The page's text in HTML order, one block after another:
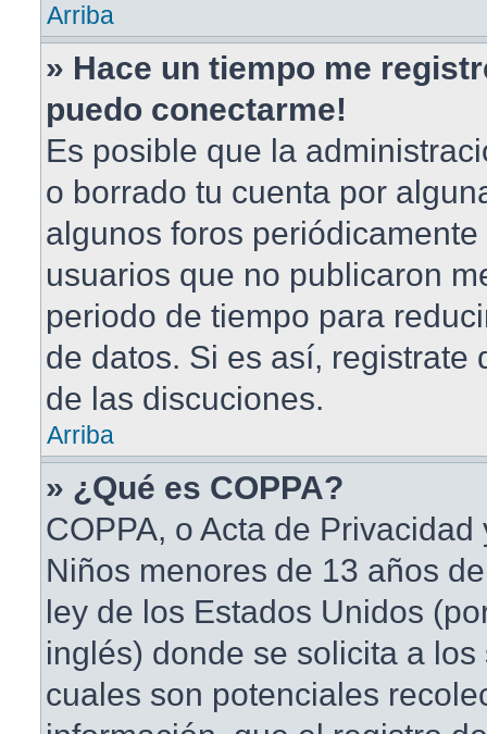
Arriba
» Hace un tiempo me
puedo conectarme!
Es posible que la
o borrado tu cuenta por
algunos foros
usuarios que no publicaron
periodo de tiempo para
de datos. Si es así, registrate
de las discuciones.
Arriba
» ¿Qué es COPPA?
COPPA, o Acta de
Niños menores de 13 años
ley de los Estados Unidos
inglés) donde se solicita a
cuales son potenciales